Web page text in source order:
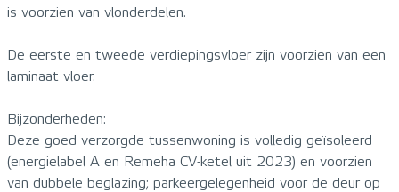
is voorzien van vlonderdelen.
De eerste en tweede verdiepingsvloer zijn voorzien van een
laminaat vloer.
Bijzonderheden:
Deze goed verzorgde tussenwoning is volledig geïsoleerd
(energielabel A en Remeha CV-ketel uit 2023) en voorzien
van dubbele beglazing; parkeergelegenheid voor de deur op